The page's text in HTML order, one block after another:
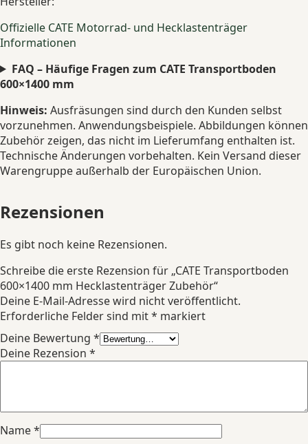
Offizielle CATE Motorrad- und Hecklastenträger
Informationen
FAQ – Häufige Fragen zum CATE Transportboden
600×1400 mm
Hinweis: Ausfräsungen sind durch den Kunden selbst
vorzunehmen. Anwendungsbeispiele. Abbildungen können
Zubehör zeigen, das nicht im Lieferumfang enthalten ist.
Technische Änderungen vorbehalten. Kein Versand dieser
Warengruppe außerhalb der Europäischen Union.
Rezensionen
Es gibt noch keine Rezensionen.
Schreibe die erste Rezension für „CATE Transportboden
600×1400 mm Hecklastenträger Zubehör“
Deine E-Mail-Adresse wird nicht veröffentlicht.
Erforderliche Felder sind mit* markiert
Deine Bewertung *
Deine Rezension *
Name*